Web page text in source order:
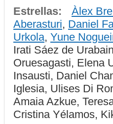
Estrellas: Àlex
Aberasturi, Daniel
Urkola, Yune
Irati Sáez de
Oruesagasti, Elena
Insausti, Daniel
Iglesia, Ulises Di
Amaia Azkue,
Cristina Yélamos,